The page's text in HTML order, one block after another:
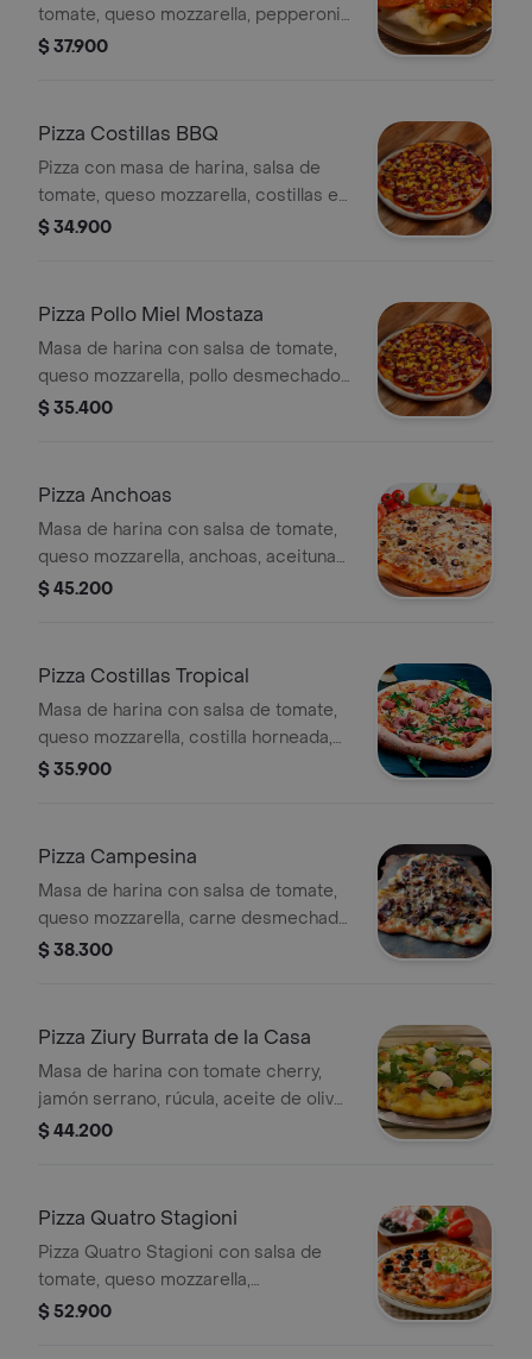
tomate, queso mozzarella, pepperoni
y orégano. Tamaño a elegir.
$ 37.900
Pizza Costillas BBQ
Pizza con masa de harina, salsa de
tomate, queso mozzarella, costillas en
salsa BBQ y maíz. Tamaño a elegir.
$ 34.900
Pizza Pollo Miel Mostaza
Masa de harina con salsa de tomate,
queso mozzarella, pollo desmechado,
tocineta y salsa miel mostaza, tamaño
$ 35.400
Pizza Anchoas
Masa de harina con salsa de tomate,
queso mozzarella, anchoas, aceitunas
negras, aceite de oliva, tamaño a
$ 45.200
Pizza Costillas Tropical
Masa de harina con salsa de tomate,
queso mozzarella, costilla horneada,
salsa bbq, piña y tomate en cuadros,
$ 35.900
Pizza Campesina
Masa de harina con salsa de tomate,
queso mozzarella, carne desmechada,
maduro, maíz y cabano. Tamaño a
$ 38.300
Pizza Ziury Burrata de la Casa
Masa de harina con tomate cherry,
jamón serrano, rúcula, aceite de oliva,
queso de búfala y tamaño a elegir.
$ 44.200
Pizza Quatro Stagioni
Pizza Quatro Stagioni con salsa de
tomate, queso mozzarella,
champiñones, aceitunas negras,
$ 52.900